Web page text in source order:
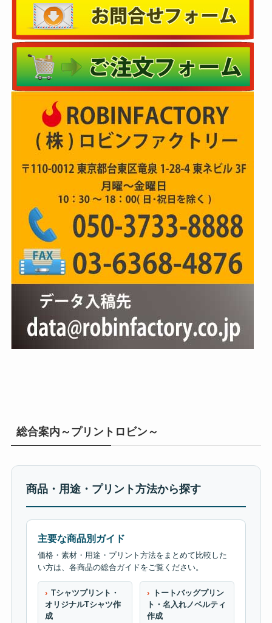
総合案内～プリントロビン～
商品・用途・プリント方法から探す
主要な商品別ガイド
価格・素材・用途・プリント方法をまとめて比較した
い方は、各商品の総合ガイドをご覧ください。
Tシャツプリント・
オリジナルTシャツ作
成
トートバッグプリン
ト・名入れノベルティ
作成